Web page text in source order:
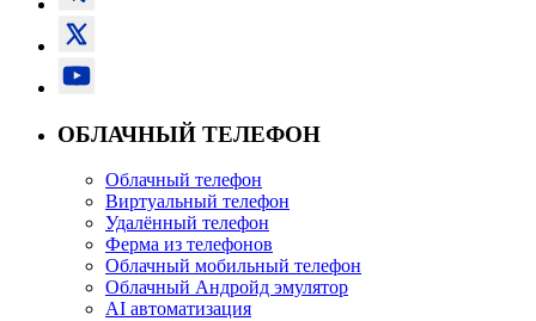
ОБЛАЧНЫЙ ТЕЛЕФОН
Облачный телефон
Виртуальный телефон
Удалённый телефон
Ферма из телефонов
Облачный мобильный телефон
Облачный Андройд эмулятор
AI автоматизация